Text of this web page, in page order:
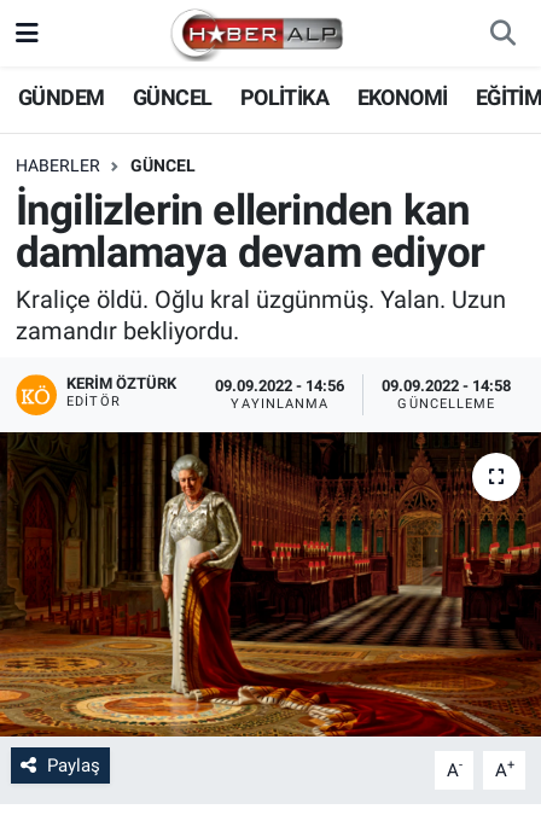
GÜNDEM GÜNCEL POLİTİKA EKONOMİ
HABERLER GÜNCEL
İngilizlerin ellerinden kan
damlamaya devam ediyor
Kraliçe öldü. Oğlu kral üzgünmüş. Yalan. Uzun
zamandır bekliyordu.
KERIM ÖZTÜRK
EDITÖR
09.09.2022 - 14:56
YAYINLANMA
09.09.2022 - 14:58
GÜNCELLEME
Paylaş A- A+
Nöbetçi Eczaneler
Hava Durumu
Trafik Durumu
Süper Lig Puan Durumu ve Fikstür
Tüm Manşetler
Son Dakika Haberleri
Haber Arşivi